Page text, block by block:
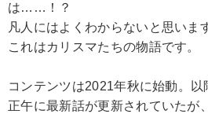
は……！？
凡人にはよくわからないと思いま
これはカリスマたちの物語です。
コンテンツは2021年秋に始動。
正午に最新話が更新されていたが